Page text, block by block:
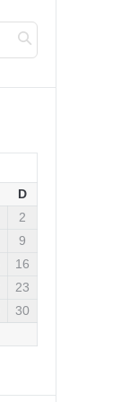
D
2
9
16
23
30